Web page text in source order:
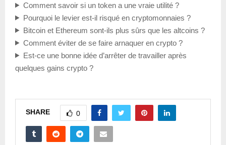
Comment savoir si un token a une vraie utilité ?
Pourquoi le levier est-il risqué en cryptomonnaies ?
Bitcoin et Ethereum sont-ils plus sûrs que les altcoins ?
Comment éviter de se faire arnaquer en crypto ?
Est-ce une bonne idée d’arrêter de travailler après
quelques gains crypto ?
SHARE 0